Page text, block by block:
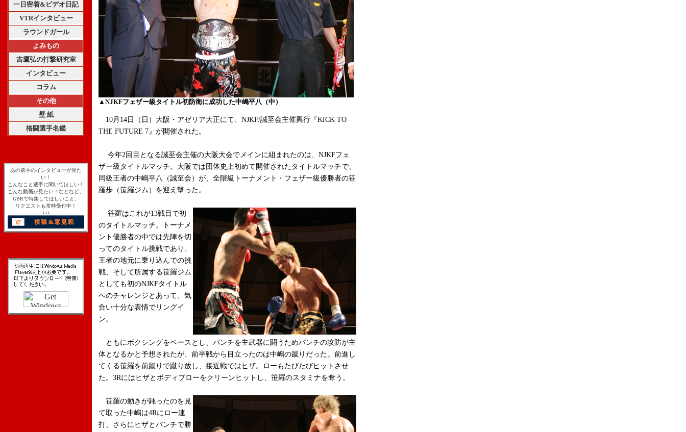
一日密着&ビデオ日記
VTRインタビュー
ラウンドガール
よみもの
吉鷹弘の打撃研究室
インタビュー
コラム
その他
壁 紙
格闘選手名鑑
あの選手のインタビューが見た
い！
こんなこと選手に聞いてほしい！
こんな動画が見たい！などなど、
GBRで特集してほしいこと、
リクエストも常時受付中！
↓↓↓
▲NJKFフェザー級タイトル初防衛に成功した中嶋平八（中）
10月14日（日）大阪・アゼリア大正にて、NJKF/誠至会主催興行『KICK TO
THE FUTURE 7』が開催された。
今年2回目となる誠至会主催の大阪大会でメインに組まれたのは、NJKFフェ
ザー級タイトルマッチ。大阪では団体史上初めて開催されたタイトルマッチで、
同級王者の中嶋平八（誠至会）が、全階級トーナメント・フェザー級優勝者の笹
羅歩（笹羅ジム）を迎え撃った。
笹羅はこれが13戦目で初
のタイトルマッチ。トーナメ
ント優勝者の中では先陣を切
ってのタイトル挑戦であり、
王者の地元に乗り込んでの挑
戦、そして所属する笹羅ジム
としても初のNJKFタイトル
へのチャレンジとあって、気
合い十分な表情でリングイ
ン。
ともにボクシングをベースとし、パンチを主武器に闘うためパンチの攻防が主
体となるかと予想されたが、前半戦から目立ったのは中嶋の蹴りだった。前進し
てくる笹羅を前蹴りで蹴り放し、接近戦ではヒザ。ローもたびたびヒットさせ
た。3Rにはヒザとボディブローをクリーンヒットし、笹羅のスタミナを奪う。
笹羅の動きが鈍ったのを見
て取った中嶋は4Rにロー連
打、さらにヒザとパンチで勝